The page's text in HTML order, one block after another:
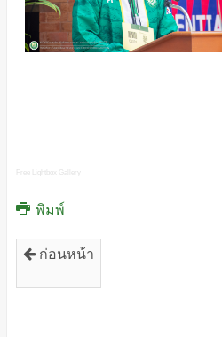
Free Lightbox Gallery
พิมพ์
ก่อนหน้า